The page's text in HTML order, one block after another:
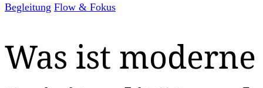
Begleitung Flow & Fokus
Was ist moderne